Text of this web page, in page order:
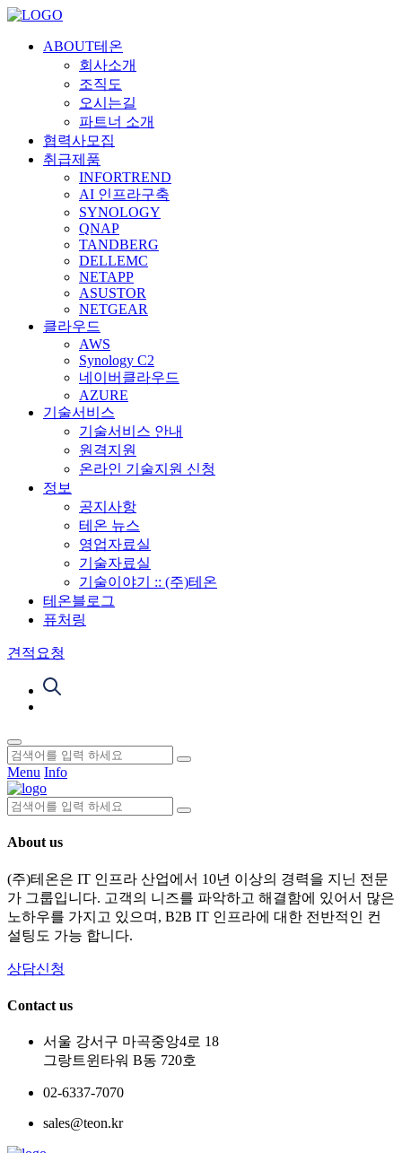
ABOUT테온
회사소개
조직도
오시는길
파트너 소개
협력사모집
취급제품
INFORTREND
AI 인프라구축
SYNOLOGY
QNAP
TANDBERG
DELLEMC
NETAPP
ASUSTOR
NETGEAR
클라우드
AWS
Synology C2
네이버클라우드
AZURE
기술서비스
기술서비스 안내
원격지원
온라인 기술지원 신청
정보
공지사항
테온 뉴스
영업자료실
기술자료실
기술이야기 :: (주)테온
테온블로그
퓨처링
견적요청
Menu Info
About us
(주)테온은 IT 인프라 산업에서 10년 이상의 경력을 지닌 전문
가 그룹입니다. 고객의 니즈를 파악하고 해결함에 있어서 많은
노하우를 가지고 있으며, B2B IT 인프라에 대한 전반적인 컨
설팅도 가능 합니다.
상담신청
Contact us
서울 강서구 마곡중앙4로 18
그랑트윈타워 B동 720호
02-6337-7070
sales@teon.kr